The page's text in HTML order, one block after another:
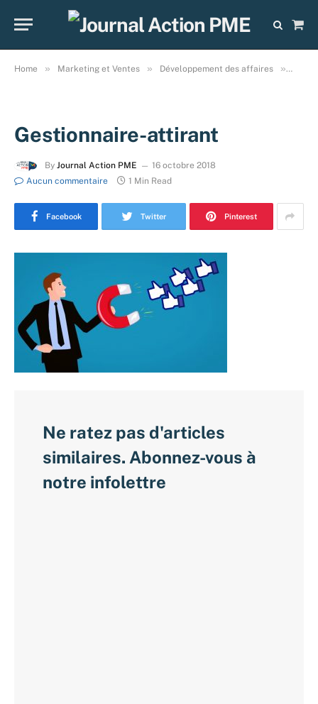
Cart
Home » Marketing et Ventes » Développement des affaires »
Gestionnaire-attirant
By Journal Action PME
16 octobre 2018
Aucun commentaire
1 Min Read
Facebook Twitter Pinterest
Ne ratez pas d'articles
similaires. Abonnez-vous à
notre infolettre